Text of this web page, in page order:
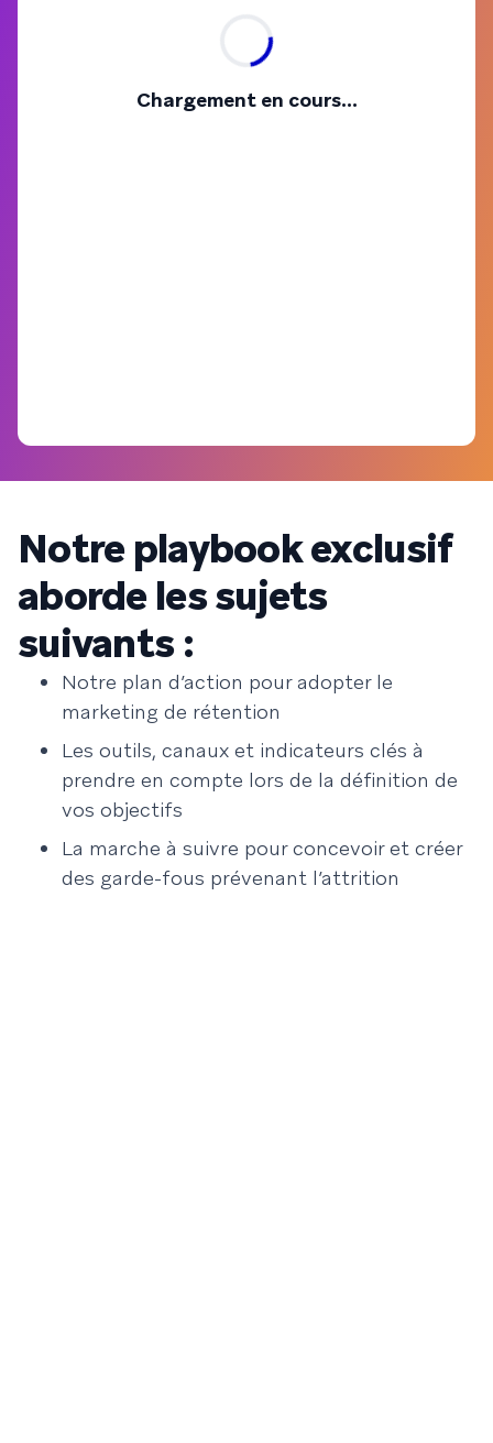
Chargement en cours...
Notre playbook exclusif
aborde les sujets
suivants :
Notre plan d’action pour adopter le
marketing de rétention
Les outils, canaux et indicateurs clés à
prendre en compte lors de la définition de
vos objectifs
La marche à suivre pour concevoir et créer
des garde-fous prévenant l’attrition